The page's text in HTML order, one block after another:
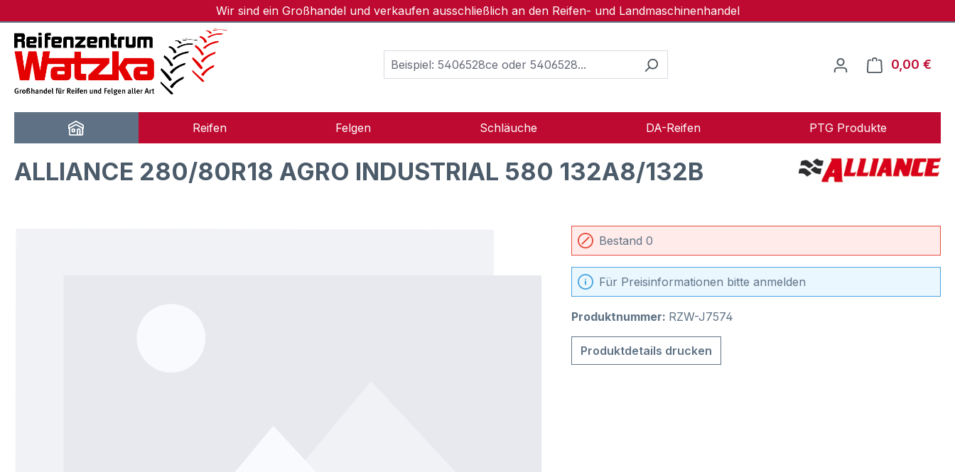
Wir sind ein Großhandel und verkaufen ausschließlich an den Reifen- und Landmaschinenhandel
0,00 €
Reifen Felgen Schläuche DA-Reifen PTG Produkte
ALLIANCE 280/80R18 AGRO INDUSTRIAL 580 132A8/132B
Bestand 0
Für Preisinformationen bitte anmelden
Produktnummer: RZW-J7574
Produktdetails drucken